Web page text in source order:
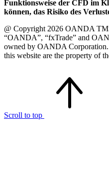
Funktionsweise der CFD im
können, das Risiko des
@ Copyright 2026 OANDA
“OANDA”, “fxTrade” and
owned by OANDA Corporation.
this website are the property of
Scroll to top